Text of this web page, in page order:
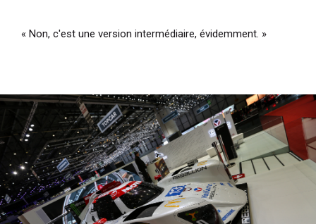
« Non, c'est une version intermédiaire, évidemment. »